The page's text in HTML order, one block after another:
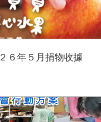
６年５月捐物收據